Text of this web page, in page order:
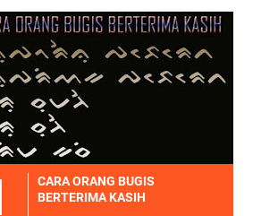
CARA ORANG BUGIS
BERTERIMA KASIH